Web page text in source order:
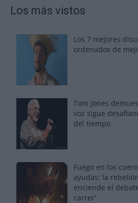
Los más vistos
Los 7 mejores
ordenados de
Tom Jones
voz sigue
del tiempo
Fuego en los
ayudas: la
enciende el
carrer'